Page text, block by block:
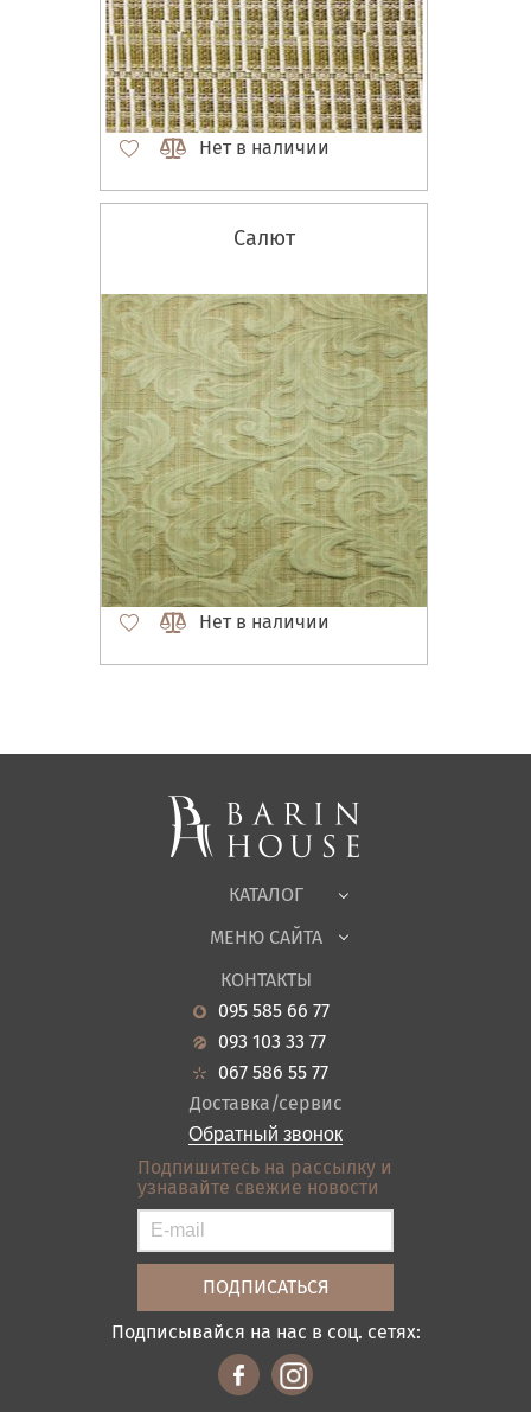
Нет в наличии
Салют
Нет в наличии
КАТАЛОГ
Спальни, Кровати
Корпусная мебель
Офисная мебель
Садовая мебель
Гостиная
Кухня
Прихожие
Ванная
Акции
МЕНЮ САЙТА
О нас
Новости
Гарантия
Кредит
Оплата и доставка
Отзывы
Контакты
Карта сайта
Условия покупки
КОНТАКТЫ
095 585 66 77
093 103 33 77
067 586 55 77
Доставка/сервис
Обратный звонок
Подпишитесь на рассылку и
узнавайте свежие новости
Подписывайся на нас в соц. сетях: